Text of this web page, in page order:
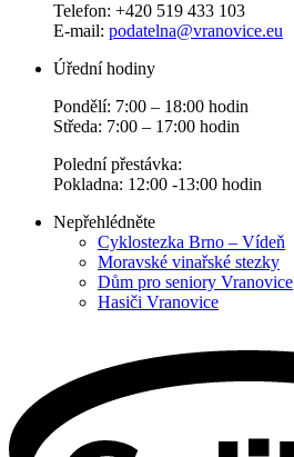
Telefon: +420 519 433 103
E-mail: podatelna@vranovice.eu
Úřední hodiny
Pondělí: 7:00 – 18:00 hodin
Středa: 7:00 – 17:00 hodin
Polední přestávka:
Pokladna: 12:00 -13:00 hodin
Nepřehlédněte
Cyklostezka Brno – Vídeň
Moravské vinařské stezky
Dům pro seniory Vranovice
Hasiči Vranovice